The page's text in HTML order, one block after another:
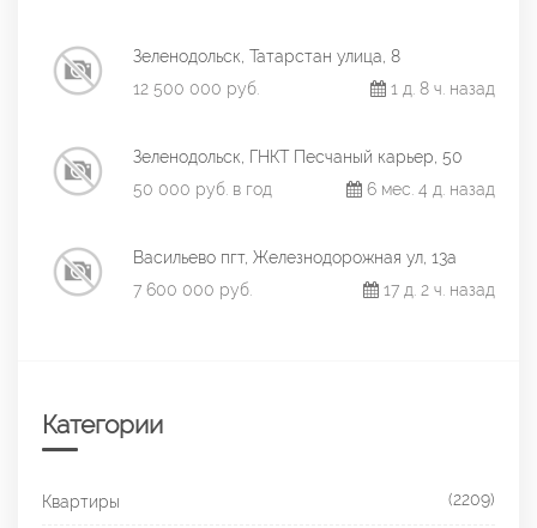
Зеленодольск, Татарстан улица, 8
12 500 000 руб.
1 д. 8 ч. назад
Зеленодольск, ГНКТ Песчаный карьер, 50
50 000 руб. в год
6 мес. 4 д. назад
Васильево пгт, Железнодорожная ул, 13а
7 600 000 руб.
17 д. 2 ч. назад
Категории
Квартиры (2209)